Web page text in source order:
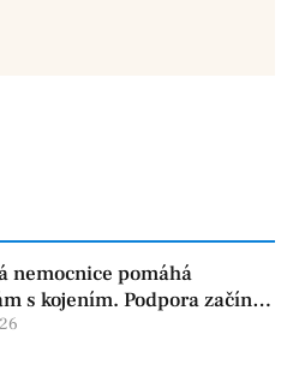
nemocnice pomáhá
s kojením. Podpora začíná